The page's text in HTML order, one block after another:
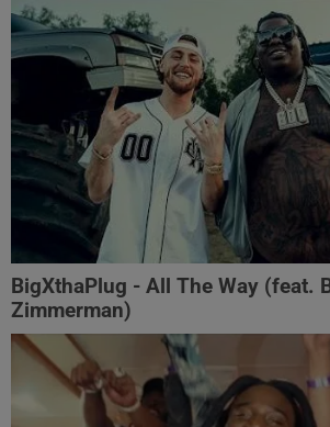
BigXthaPlug - All The Way (feat.
Zimmerman)